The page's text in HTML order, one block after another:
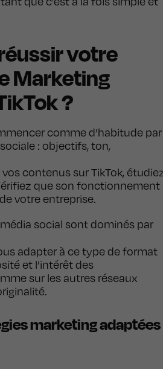
votre
Marketing
?
comme d’habitude par
: objectifs, ton,
contenus sur TikTok,
que son fonctionnement
votre entreprise.
social sont dominés par
adapter à ce type de format
et l’intérêt des
sur les autres réseaux
marketing adaptées